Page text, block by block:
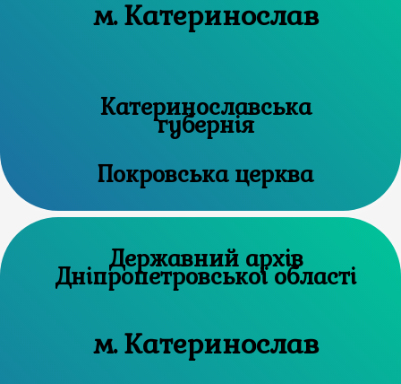
м. Катеринослав
Катеринославська
губернія
Покровська церква
Державний архів
Дніпропетровської області
м. Катеринослав